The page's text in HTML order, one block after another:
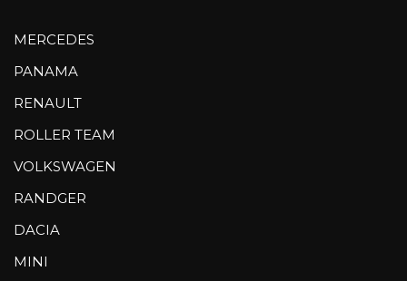
MERCEDES
PANAMA
RENAULT
ROLLER TEAM
VOLKSWAGEN
RANDGER
DACIA
MINI